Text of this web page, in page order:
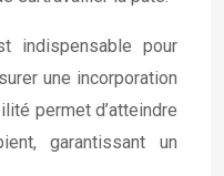
indispensable pour
une incorporation
permet d’atteindre
garantissant un